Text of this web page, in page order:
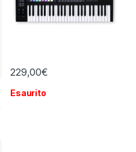
229,00€
Esaurito